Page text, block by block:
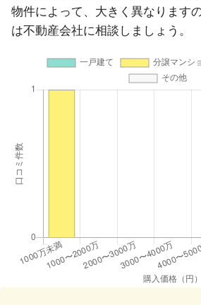
物件によって、大きく異なります
は不動産会社に相談しましょう。